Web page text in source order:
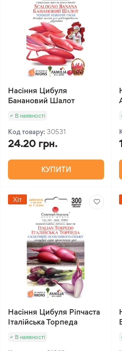
Насіння Цибуля
Банановий Шалот
В наявності
Код товару: 30531
24.20 грн.
КУПИТИ
Хіт
Насіння Цибуля Ріпчаста
Італійська Торпеда
В наявності